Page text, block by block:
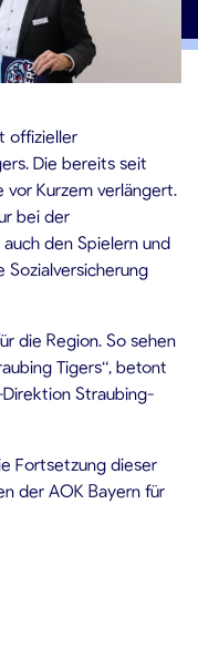
offizieller
Die bereits seit
Kurzem verlängert.
bei der
den Spielern und
Sozialversicherung
die Region. So sehen
Tigers“, betont
Straubing-
Fortsetzung dieser
der AOK Bayern für